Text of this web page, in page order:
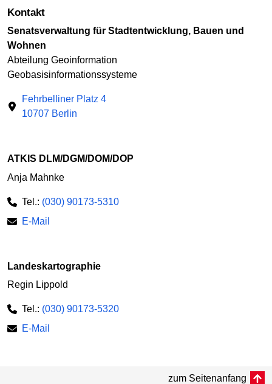
Kontakt
Senatsverwaltung für Stadtentwicklung, Bauen und
Wohnen
Abteilung Geoinformation
Geobasisinformationssysteme
Fehrbelliner Platz 4
10707 Berlin
ATKIS DLM/DGM/DOM/DOP
Anja Mahnke
Tel.: (030) 90173-5310
E-Mail
Landeskartographie
Regin Lippold
Tel.: (030) 90173-5320
E-Mail
zum Seitenanfang